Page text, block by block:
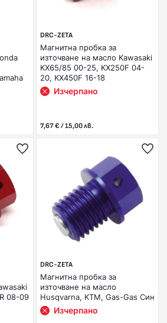
DRC-ZETA
Магнитна пробка за
източване на масло Kawasaki
KX65/85 00-25, KX250F 04-
20, KX450F 16-18
Изчерпано
7,67 € / 15,00 лв.
08-09
DRC-ZETA
Магнитна пробка за
източване на масло
Husqvarna, KTM, Gas-Gas Син
Изчерпано